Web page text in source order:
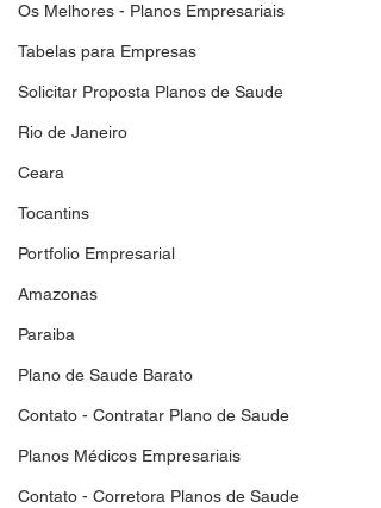
Os Melhores - Planos Empresariais
Tabelas para Empresas
Solicitar Proposta Planos de Saude
Rio de Janeiro
Ceara
Tocantins
Portfolio Empresarial
Amazonas
Paraiba
Plano de Saude Barato
Contato - Contratar Plano de Saude
Planos Médicos Empresariais
Contato - Corretora Planos de Saude